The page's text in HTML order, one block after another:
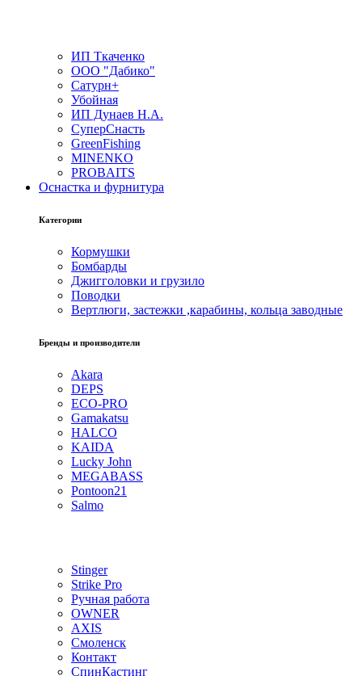
ИП Ткаченко
ООО "Дабико"
Сатурн+
Убойная
ИП Дунаев Н.А.
СуперСнасть
GreenFishing
MINENKO
PROBAITS
Оснастка и фурнитура
Категории
Кормушки
Бомбарды
Джигголовки и грузило
Поводки
Вертлюги, застежки ,карабины, кольца заводные
Бренды и производители
Akara
DEPS
ECO-PRO
Gamakatsu
HALCO
KAIDA
Lucky John
MEGABASS
Pontoon21
Salmo
Stinger
Strike Pro
Ручная работа
OWNER
AXIS
Смоленск
Контакт
СпинКастинг